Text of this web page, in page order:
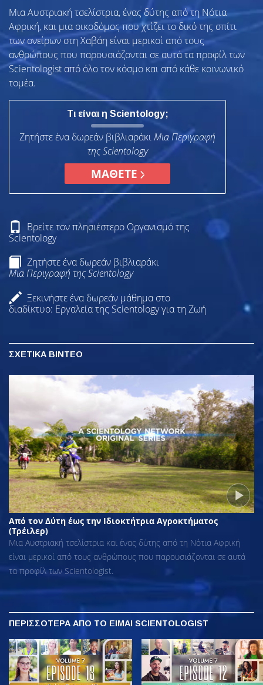
Μια Αυστριακή τσελίστρια, ένας δύτης από τη Νότια
Αφρική, και μια οικοδόμος που χτίζει το δικό της σπίτι
των ονείρων στη Χαβάη είναι μερικοί από τους
ανθρώπους που παρουσιάζονται σε αυτά τα προφίλ των
Scientologist από όλο τον κόσμο και από κάθε κοινωνικό
τομέα.
Τι είναι η Scientology;
Ζητήστε ένα δωρεάν βιβλιαράκι Μια Περιγραφή
της Scientology
ΜΑΘΕΤΕ
Βρείτε τον πλησιέστερο Οργανισμό της
Scientology
Ζητήστε ένα δωρεάν βιβλιαράκι
Μια Περιγραφή της Scientology
Ξεκινήστε ένα δωρεάν μάθημα στο
διαδίκτυο: Εργαλεία της Scientology για τη Ζωή
ΣΧΕΤΙΚΑ ΒΙΝΤΕΟ
Από τον Δύτη έως την Ιδιοκτήτρια Αγροκτήματος
(Τρέιλερ)
Μια Αυστριακή τσελίστρια και ένας δύτης από τη Νότια Αφρική
είναι μερικοί από τους ανθρώπους που παρουσιάζονται σε αυτά
τα προφίλ των Scientologist.
ΠΕΡΙΣΣΟΤΕΡΑ ΑΠΟ ΤΟ ΕΙΜΑΙ SCIENTOLOGIST